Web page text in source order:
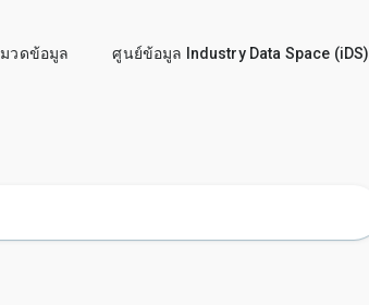
วดข้อมูล ศูนย์ข้อมูล Industry Data Space (iDS)